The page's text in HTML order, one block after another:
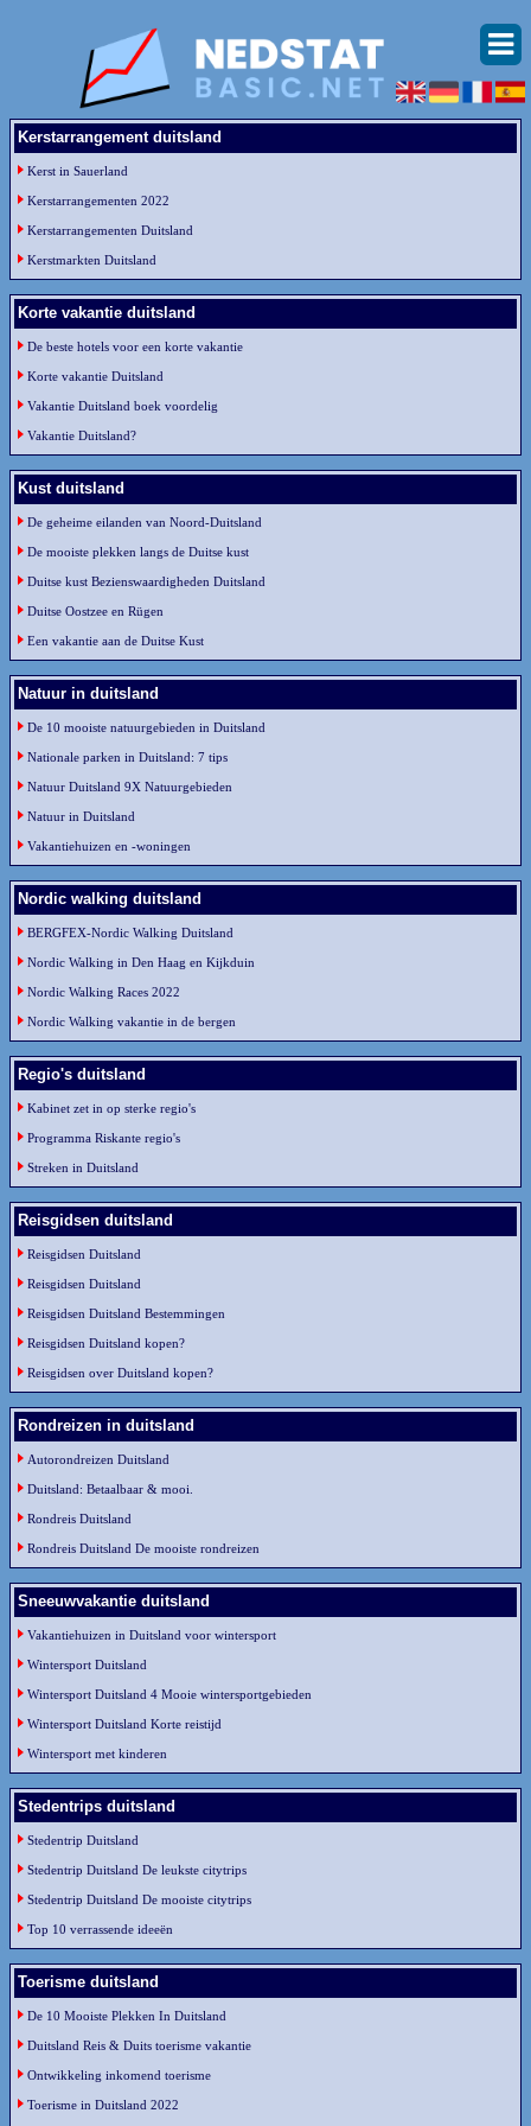
Kerstarrangement duitsland
Kerst in Sauerland
Kerstarrangementen 2022
Kerstarrangementen Duitsland
Kerstmarkten Duitsland
Korte vakantie duitsland
De beste hotels voor een korte vakantie
Korte vakantie Duitsland
Vakantie Duitsland boek voordelig
Vakantie Duitsland?
Kust duitsland
De geheime eilanden van Noord-Duitsland
De mooiste plekken langs de Duitse kust
Duitse kust Bezienswaardigheden Duitsland
Duitse Oostzee en Rügen
Een vakantie aan de Duitse Kust
Natuur in duitsland
De 10 mooiste natuurgebieden in Duitsland
Nationale parken in Duitsland: 7 tips
Natuur Duitsland 9X Natuurgebieden
Natuur in Duitsland
Vakantiehuizen en -woningen
Nordic walking duitsland
BERGFEX-Nordic Walking Duitsland
Nordic Walking in Den Haag en Kijkduin
Nordic Walking Races 2022
Nordic Walking vakantie in de bergen
Regio's duitsland
Kabinet zet in op sterke regio's
Programma Riskante regio's
Streken in Duitsland
Reisgidsen duitsland
Reisgidsen Duitsland
Reisgidsen Duitsland
Reisgidsen Duitsland Bestemmingen
Reisgidsen Duitsland kopen?
Reisgidsen over Duitsland kopen?
Rondreizen in duitsland
Autorondreizen Duitsland
Duitsland: Betaalbaar & mooi.
Rondreis Duitsland
Rondreis Duitsland De mooiste rondreizen
Sneeuwvakantie duitsland
Vakantiehuizen in Duitsland voor wintersport
Wintersport Duitsland
Wintersport Duitsland 4 Mooie wintersportgebieden
Wintersport Duitsland Korte reistijd
Wintersport met kinderen
Stedentrips duitsland
Stedentrip Duitsland
Stedentrip Duitsland De leukste citytrips
Stedentrip Duitsland De mooiste citytrips
Top 10 verrassende ideeën
Toerisme duitsland
De 10 Mooiste Plekken In Duitsland
Duitsland Reis & Duits toerisme vakantie
Ontwikkeling inkomend toerisme
Toerisme in Duitsland 2022